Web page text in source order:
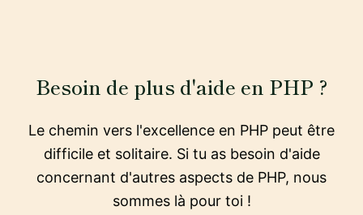
Besoin de plus d'aide en PHP ?
Le chemin vers l'excellence en PHP peut être
difficile et solitaire. Si tu as besoin d'aide
concernant d'autres aspects de PHP, nous
sommes là pour toi !